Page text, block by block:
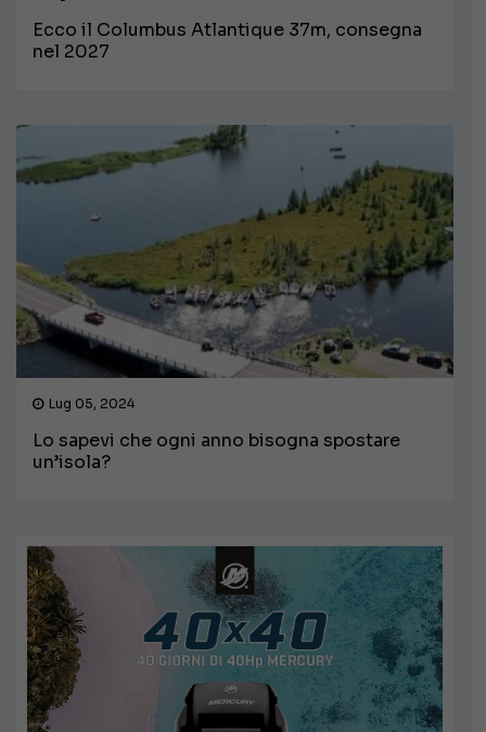
Ecco il Columbus Atlantique 37m, consegna
nel 2027
Lug 05, 2024
Lo sapevi che ogni anno bisogna spostare
un’isola?